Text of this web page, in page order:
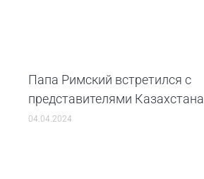
Папа Римский встретился с
представителями Казахстана
04.04.2024